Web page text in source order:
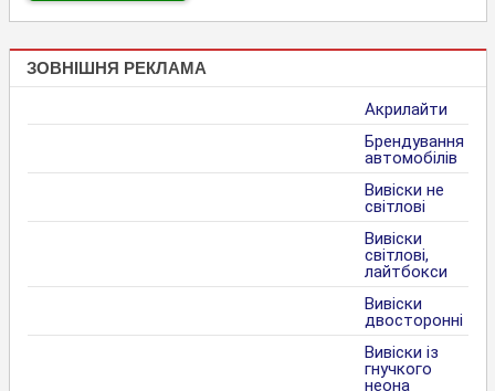
ЗОВНІШНЯ РЕКЛАМА
Акрилайти
Брендування
автомобілів
Вивіски не
світлові
Вивіски
світлові,
лайтбокси
Вивіски
двосторонні
Вивіски із
гнучкого
неона